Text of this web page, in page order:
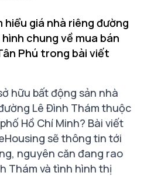
giá nhà riêng đường
chung về mua bán
Phú trong bài viết
hữu bất động sản nhà
Lê Đình Thám thuộc
Hồ Chí Minh? Bài viết
sẽ thông tin tới
nguyên căn đang rao
Thám và tình hình thị